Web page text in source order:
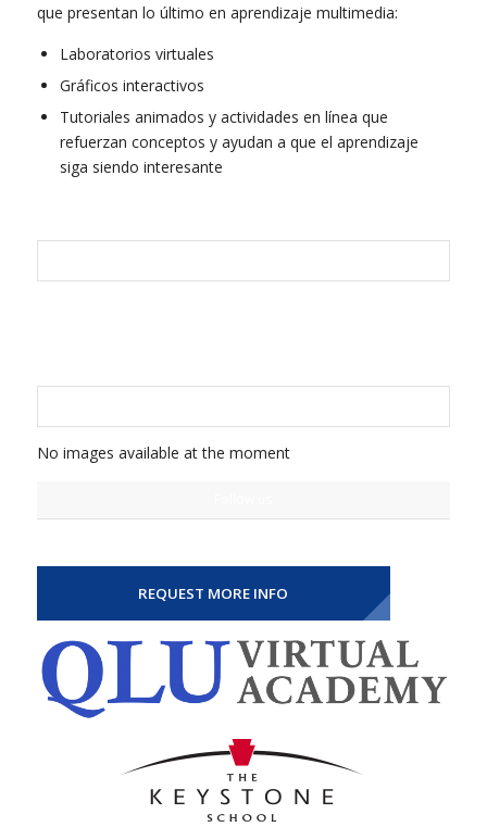
que presentan lo último en aprendizaje multimedia:
Laboratorios virtuales
Gráficos interactivos
Tutoriales animados y actividades en línea que
refuerzan conceptos y ayudan a que el aprendizaje
siga siendo interesante
No images available at the moment
REQUEST MORE INFO